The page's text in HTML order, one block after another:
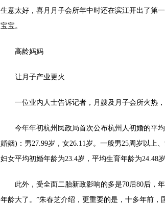
生意太好，喜月月子会所年中时还在滨江开出了第
宝宝。
高龄妈妈
让月子产业更火
一位业内人士告诉记者，月嫂及月子会所火热
今年年初杭州民政局首次公布杭州人初婚的平
婚姻)：男27.99岁，女26.11岁。一般男25周岁以上
妇女平均初婚年龄为23.4岁，平均生育年龄为24.48岁
此外，受全面二胎新政影响的多是70后80后，
年龄大了。”朱春芝介绍，更重要的是，十多年前